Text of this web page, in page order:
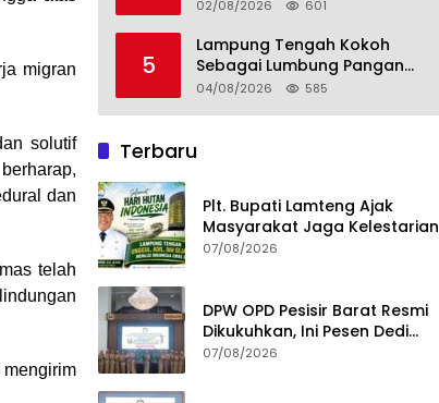
migran
solutif
dan
telah
02/08/2026 601
5
Lampung Tengah Kokoh
Sebagai Lumbung Pangan
dan Kekuatan Perkebunan
Fondasi Menuju Indonesia
04/08/2026 585
Terbaru
Plt. Bupati Lamteng Ajak
Masyarakat Jaga Kelestarian
Alam pada Peringatan Hari
07/08/2026
DPW OPD Pesisir Barat Resmi
Dikukuhkan, Ini Pesen Dedi
Irawan
07/08/2026